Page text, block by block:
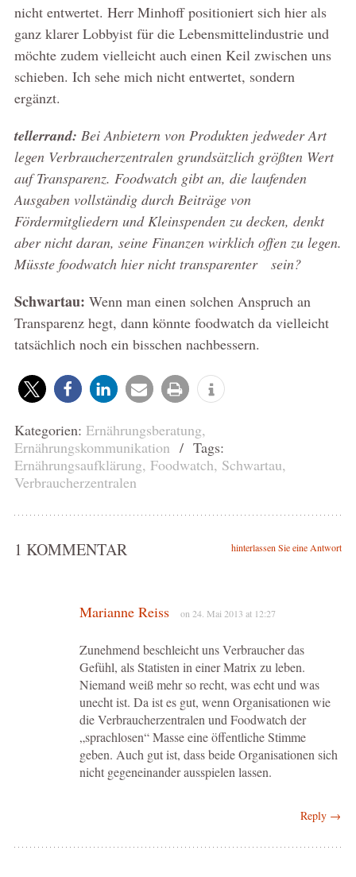
nicht entwertet. Herr Minhoff positioniert sich hier als
ganz klarer Lobbyist für die Lebensmittelindustrie und
möchte zudem vielleicht auch einen Keil zwischen uns
schieben. Ich sehe mich nicht entwertet, sondern
ergänzt.
tellerrand: Bei Anbietern von Produkten jedweder Art
legen Verbraucherzentralen grundsätzlich größten Wert
auf Transparenz. Foodwatch gibt an, die laufenden
Ausgaben vollständig durch Beiträge von
Fördermitgliedern und Kleinspenden zu decken, denkt
aber nicht daran, seine Finanzen wirklich offen zu legen.
Müsste foodwatch hier nicht transparenter sein?
Schwartau: Wenn man einen solchen Anspruch an
Transparenz hegt, dann könnte foodwatch da vielleicht
tatsächlich noch ein bisschen nachbessern.
Kategorien: Ernährungsberatung,
Ernährungskommunikation / Tags:
Ernährungsaufklärung, Foodwatch, Schwartau,
Verbraucherzentralen
hinterlassen Sie eine Antwort
1 KOMMENTAR
Marianne Reiss on 24. Mai 2013 at 12:27
Zunehmend beschleicht uns Verbraucher das
Gefühl, als Statisten in einer Matrix zu leben.
Niemand weiß mehr so recht, was echt und was
unecht ist. Da ist es gut, wenn Organisationen wie
die Verbraucherzentralen und Foodwatch der
„sprachlosen“ Masse eine öffentliche Stimme
geben. Auch gut ist, dass beide Organisationen sich
nicht gegeneinander ausspielen lassen.
Reply →